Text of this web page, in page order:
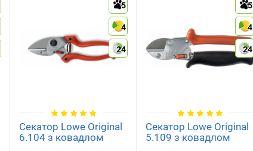
5
4
24
Секатор Lowe Original
6.104 з ковадлом
5
4
24
Секатор Lowe Original
5.109 з ковадлом